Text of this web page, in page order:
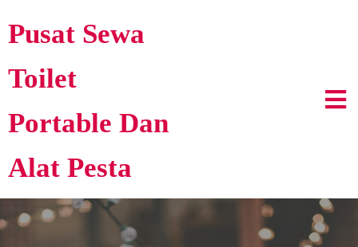
Pusat Sewa
Toilet
Portable Dan
Alat Pesta